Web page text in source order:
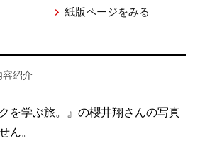
紙版ページをみる
容紹介
を学ぶ旅。』の櫻井翔さんの写真
ん。